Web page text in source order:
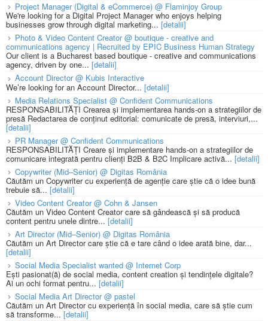
Project Manager (Digital & eCommerce) @ Flaminjoy Group
We're looking for a Digital Project Manager who enjoys helping
businesses grow through digital marketing... [detalii]
Photo & Video Content Creator @ boutique - creative and
communications agency | Recruited by EPIC Business Human Strategy
Our client is a Bucharest based boutique - creative and communications
agency, driven by one... [detalii]
Account Director @ Kubis Interactive
We’re looking for an Account Director... [detalii]
Media Relations Specialist @ Confident Communications
RESPONSABILITĂȚI Crearea și implementarea hands-on a strategiilor de
presă Redactarea de conținut editorial: comunicate de presă, interviuri,...
[detalii]
PR Manager @ Confident Communications
RESPONSABILITĂȚI Creare și implementare hands-on a strategiilor de
comunicare integrată pentru clienți B2B & B2C Implicare activă... [detalii]
Copywriter (Mid–Senior) @ Digitas România
Căutăm un Copywriter cu experiență de agenție care știe că o idee bună
trebuie să... [detalii]
Video Content Creator @ Cohn & Jansen
Căutăm un Video Content Creator care să gândească și să producă
content pentru unele dintre... [detalii]
Art Director (Mid–Senior) @ Digitas România
Căutăm un Art Director care știe că e tare când o idee arată bine, dar...
[detalii]
Social Media Specialist wanted @ Internet Corp
Ești pasionat(ă) de social media, content creation și tendințele digitale?
Ai un ochi format pentru... [detalii]
Social Media Art Director @ pastel
Căutăm un Art Director cu experiență în social media, care să știe cum
să transforme... [detalii]